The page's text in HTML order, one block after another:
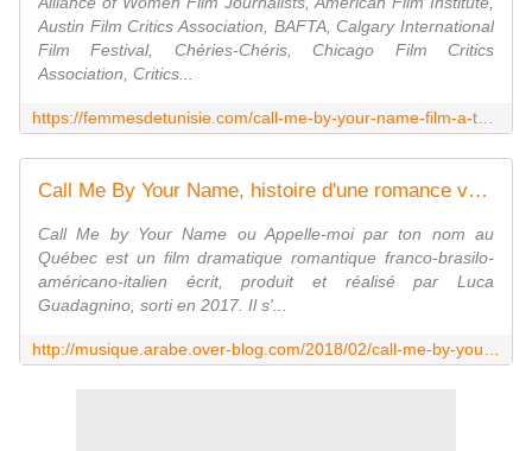
Austin Film Critics Association, BAFTA, Calgary International
Film Festival, Chéries-Chéris, Chicago Film Critics
Association, Critics...
Call Me By Your Name, histoire d'une romance vacancière - LNO
Call Me by Your Name ou Appelle-moi par ton nom au
Québec est un film dramatique romantique franco-brasilo-
américano-italien écrit, produit et réalisé par Luca
Guadagnino, sorti en 2017. Il s'...